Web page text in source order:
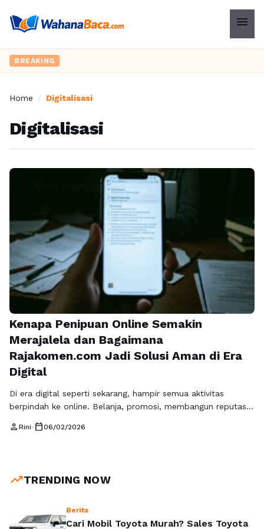
menu
BREAKING
Home / Digitalisasi
Digitalisasi
Kenapa Penipuan Online Semakin
Merajalela dan Bagaimana
Rajakomen.com Jadi Solusi Aman di Era
Digital
Di era digital seperti sekarang, hampir semua aktivitas
berpindah ke online. Belanja, promosi, membangun reputasi
lewat internet. Sayangnya, di balik kemudahan tersebut,
semakin pintar memanfaatkan …
person Rini• calendar_today06/02/2026
trending_upTRENDING NOW
Berita
Cari Mobil Toyota Murah? Sales Toyota